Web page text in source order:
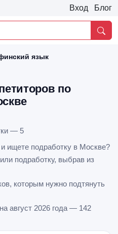
Вход Блог
язык
по
— 5
ищете подработку в Москве?
подработку, выбрав из
которым нужно подтянуть
август 2026 года — 142